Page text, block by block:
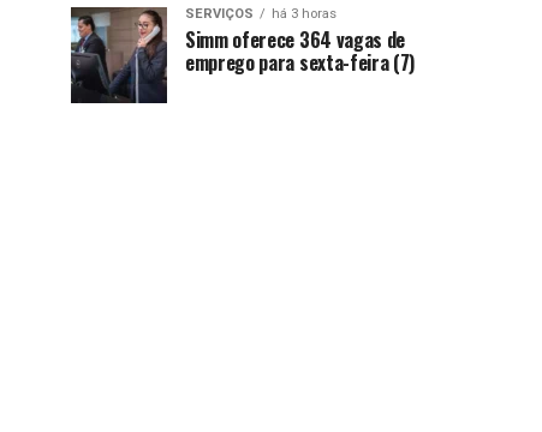
SERVIÇOS há 3 horas
Simm oferece 364 vagas de
emprego para sexta-feira (7)